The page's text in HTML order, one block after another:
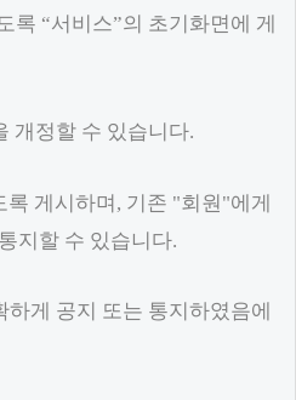
“서비스”의 초기화면에 게
개정할 수 있습니다.
게시하며, 기존 "회원"에게
지할 수 있습니다.
게 공지 또는 통지하였음에